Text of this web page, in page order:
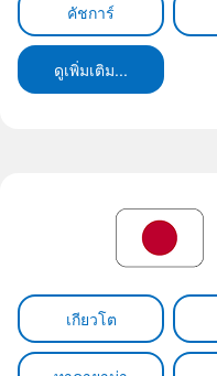
คัชการ์
ดูเพิ่มเติม...
เกียวโต